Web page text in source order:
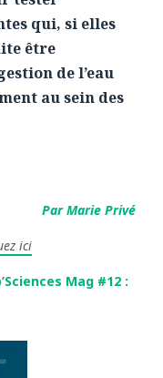
qui, si elles
être
de l’eau
au sein des
Par Marie Privé
ici
Mag #12 :